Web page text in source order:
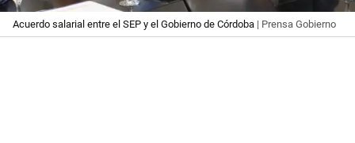
Acuerdo salarial entre el SEP y el Gobierno de Córdoba | Prensa Gobierno